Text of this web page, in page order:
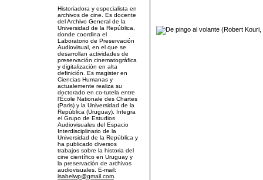
Historiadora y especialista en
archivos de cine. Es docente
del Archivo General de la
Universidad de la República,
donde coordina el
Laboratorio de Preservación
Audiovisual, en el que se
desarrollan actividades de
preservación cinematográfica
y digitalización en alta
definición. Es magister en
Ciencias Humanas y
actualemente realiza su
doctorado en co-tutela entre
l'École Nationale des Chartes
(Paris) y la Universidad de la
República (Uruguay). Integra
el Grupo de Estudios
Audiovisuales del Espacio
Interdisciplinario de la
Universidad de la República y
ha publicado diversos
trabajos sobre la historia del
cine científico en Uruguay y
la preservación de archivos
audiovisuales. E-mail:
isabelwp@gmail.com